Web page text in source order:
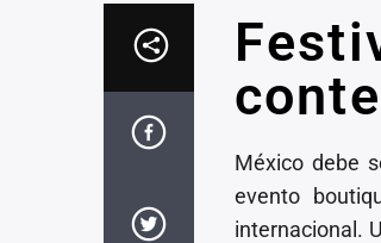
México debe
evento
internacional.